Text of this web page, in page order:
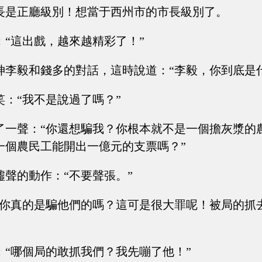
是正廳級別！想當于西州市的市長級別了。
“這出戲，越來越精彩了！”
李毅和錢多的對話，這時說道：“李毅，你到底是
：“我不是說過了嗎？”
一聲：“你還想騙我？你根本就不是一個擔灰漿的
個農民工能開出一億元的支票嗎？”
聲的動作：“不要聲張。”
真的是騙他們的嗎？這可是很大罪呢！被局的抓
“哪個局的敢抓我們？我先嘣了他！”